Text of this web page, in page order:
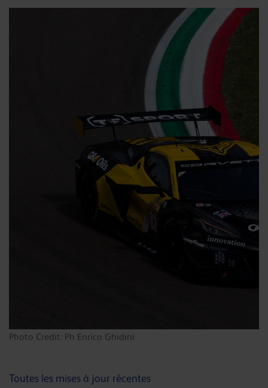
Photo Credit: Ph Enrico Ghidini
Toutes les mises à jour récentes